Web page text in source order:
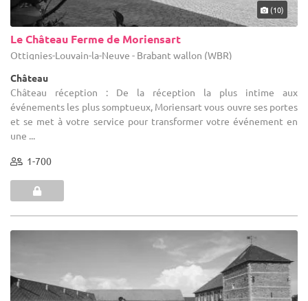
(10)
Le Château Ferme de Moriensart
Ottignies-Louvain-la-Neuve - Brabant wallon (WBR)
Château
Château réception : De la réception la plus intime aux
événements les plus somptueux, Moriensart vous ouvre ses portes
et se met à votre service pour transformer votre événement en
une ...
1-700